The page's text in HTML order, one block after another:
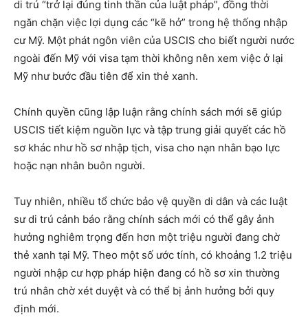
di trú “trở lại đúng tinh thần của luật pháp”, đồng thời
ngăn chặn việc lợi dụng các “kẽ hở” trong hệ thống nhập
cư Mỹ. Một phát ngôn viên của USCIS cho biết người nước
ngoài đến Mỹ với visa tạm thời không nên xem việc ở lại
Mỹ như bước đầu tiên để xin thẻ xanh.
Chính quyền cũng lập luận rằng chính sách mới sẽ giúp
USCIS tiết kiệm nguồn lực và tập trung giải quyết các hồ
sơ khác như hồ sơ nhập tịch, visa cho nạn nhân bạo lực
hoặc nạn nhân buôn người.
Tuy nhiên, nhiều tổ chức bảo vệ quyền di dân và các luật
sư di trú cảnh báo rằng chính sách mới có thể gây ảnh
hưởng nghiêm trọng đến hơn một triệu người đang chờ
thẻ xanh tại Mỹ. Theo một số ước tính, có khoảng 1.2 triệu
người nhập cư hợp pháp hiện đang có hồ sơ xin thường
trú nhân chờ xét duyệt và có thể bị ảnh hưởng bởi quy
định mới.